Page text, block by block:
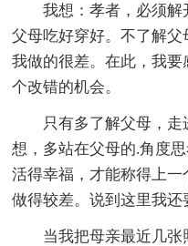
我想：孝者，必须
父母吃好穿好。不了解
我做的很差。在此，我
个改错的机会。
只有多了解父母，
想，多站在父母的.角度
活得幸福，才能称得上
做得较差。说到这里我还
当我把母亲最近几